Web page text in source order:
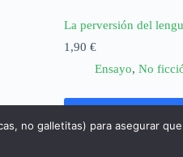
La perversión del
1,90€
Ensayo, No
no galletitas) para asegurar